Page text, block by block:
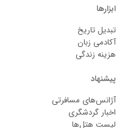
ابزارها
تبدیل تاریخ
آکادمی زبان
هزینه زندگی
پیشنهاد
آژانس‌های مسافرتی
اخبار گردشگری
لیست هتل‌ها